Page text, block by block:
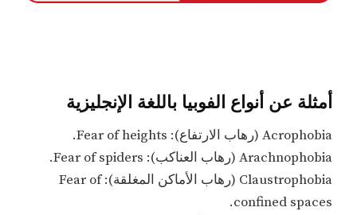
أمثلة عن أنواع الفوبيا باللغة الإنجليزية
Acrophobia (رهاب الارتفاع): Fear of heights.
Arachnophobia (رهاب العناكب): Fear of spiders.
Claustrophobia (رهاب الأماكن المغلقة): Fear of
confined spaces.